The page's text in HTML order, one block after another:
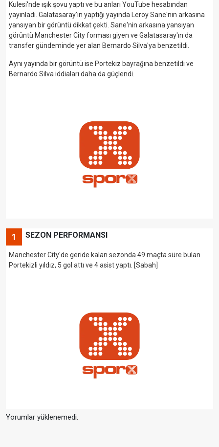
Kulesi'nde ışık şovu yaptı ve bu anları YouTube hesabından
yayınladı. Galatasaray'ın yaptığı yayında Leroy Sane'nin arkasına
yansıyan bir görüntü dikkat çekti. Sane'nin arkasına yansıyan
görüntü Manchester City forması giyen ve Galatasaray'ın da
transfer gündeminde yer alan Bernardo Silva'ya benzetildi.
Aynı yayında bir görüntü ise Portekiz bayrağına benzetildi ve
Bernardo Silva iddiaları daha da güçlendi.
1 SEZON PERFORMANSI
Manchester City'de geride kalan sezonda 49 maçta süre bulan
Portekizli yıldız, 5 gol attı ve 4 asist yaptı. [Sabah]
Yorumlar yüklenemedi.